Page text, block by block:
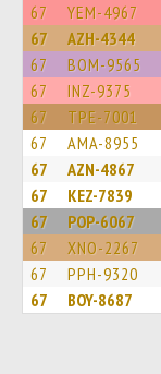
67 YEM-4967
67 AZH-4344
67 BOM-9565
67 INZ-9375
67 TPE-7001
67 AMA-8955
67 AZN-4867
67 KEZ-7839
67 POP-6067
67 XNO-2267
67 PPH-9320
67 BOY-8687